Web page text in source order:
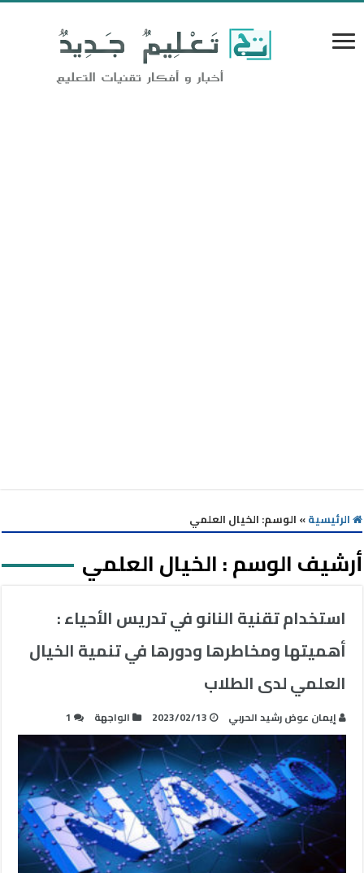
الرئيسية» الوسم: الخيال العلمي
أرشيف الوسم :الخيال العلمي
استخدام تقنية النانو في تدريس الأحياء :
أهميتها ومخاطرها ودورها في تنمية الخيال
العلمي لدى الطلاب
إيمان عوض رشيد الحربي 2023/02/13 الواجهة 1